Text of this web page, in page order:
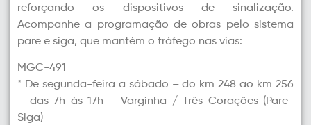
reforçando os dispositivos de sinalização.
Acompanhe a programação de obras pelo sistema
pare e siga, que mantém o tráfego nas vias:
MGC-491
* De segunda-feira a sábado – do km 248 ao km 256
– das 7h às 17h – Varginha / Três Corações (Pare-
Siga)